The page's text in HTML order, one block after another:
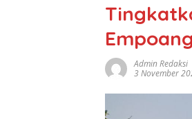
Admin Redaksi
3 November